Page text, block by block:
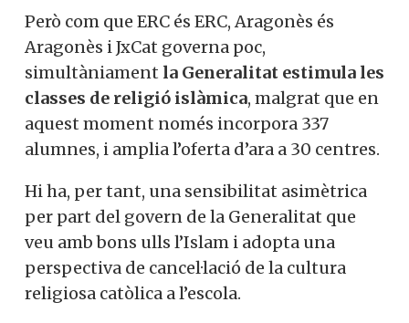
Però com que ERC és ERC, Aragonès és
Aragonès i JxCat governa poc,
simultàniament la Generalitat estimula les
classes de religió islàmica, malgrat que en
aquest moment només incorpora 337
alumnes, i amplia l’oferta d’ara a 30 centres.
Hi ha, per tant, una sensibilitat asimètrica
per part del govern de la Generalitat que
veu amb bons ulls l’Islam i adopta una
perspectiva de cancel·lació de la cultura
religiosa catòlica a l’escola.